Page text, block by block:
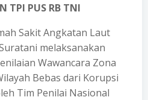
TPI PUS RB TNI
Sakit Angkatan Laut
melaksanakan
Wawancara Zona
Bebas dari Korupsi
Tim Penilai Nasional